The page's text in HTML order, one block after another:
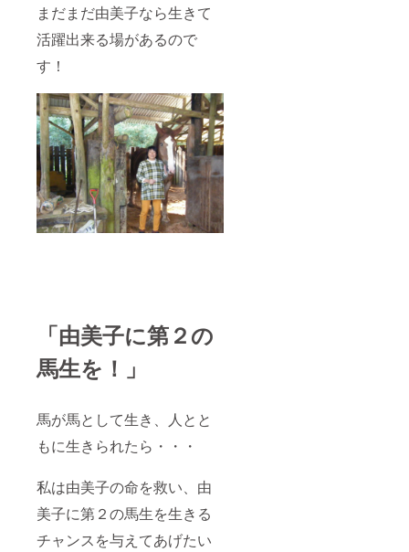
まだまだ由美子なら生きて
活躍出来る場があるので
す！
「由美子に第２の
馬生を！」
馬が馬として生き、人とと
もに生きられたら・・・
私は由美子の命を救い、由
美子に第２の馬生を生きる
チャンスを与えてあげたい